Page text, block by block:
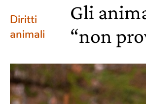
Diritti
animali
Gli
“non